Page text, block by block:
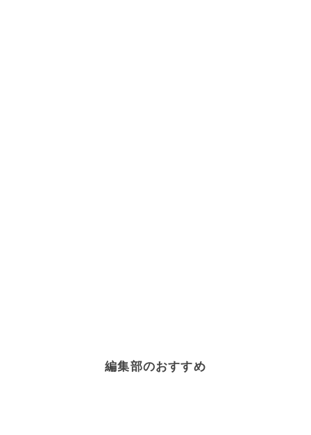
編集部のおすすめ